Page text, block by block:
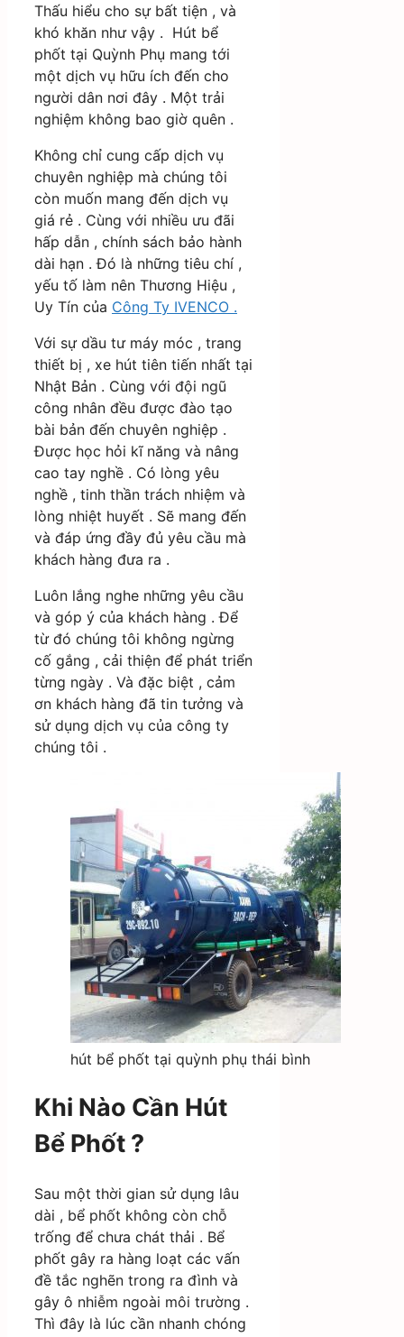
Thấu hiểu cho sự bất tiện , và
khó khăn như vậy . Hút bể
phốt tại Quỳnh Phụ mang tới
một dịch vụ hữu ích đến cho
người dân nơi đây . Một trải
nghiệm không bao giờ quên .
Không chỉ cung cấp dịch vụ
chuyên nghiệp mà chúng tôi
còn muốn mang đến dịch vụ
giá rẻ . Cùng với nhiều ưu đãi
hấp dẫn , chính sách bảo hành
dài hạn . Đó là những tiêu chí ,
yếu tố làm nên Thương Hiệu ,
Uy Tín của Công Ty IVENCO .
Với sự dầu tư máy móc , trang
thiết bị , xe hút tiên tiến nhất tại
Nhật Bản . Cùng với đội ngũ
công nhân đều được đào tạo
bài bản đến chuyên nghiệp .
Được học hỏi kĩ năng và nâng
cao tay nghề . Có lòng yêu
nghề , tinh thần trách nhiệm và
lòng nhiệt huyết . Sẽ mang đến
và đáp ứng đầy đủ yêu cầu mà
khách hàng đưa ra .
Luôn lắng nghe những yêu cầu
và góp ý của khách hàng . Để
từ đó chúng tôi không ngừng
cố gắng , cải thiện để phát triển
từng ngày . Và đặc biệt , cảm
ơn khách hàng đã tin tưởng và
sử dụng dịch vụ của công ty
chúng tôi .
hút bể phốt tại quỳnh phụ thái bình
Khi Nào Cần Hút
Bể Phốt ?
Sau một thời gian sử dụng lâu
dài , bể phốt không còn chỗ
trống để chưa chát thải . Bể
phốt gây ra hàng loạt các vấn
đề tắc nghẽn trong ra đình và
gây ô nhiễm ngoài môi trường .
Thì đây là lúc cần nhanh chóng